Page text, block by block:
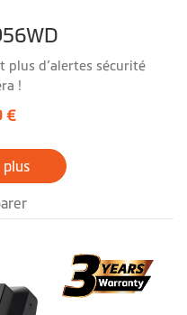
plus d’alertes sécurité
!
€
plus